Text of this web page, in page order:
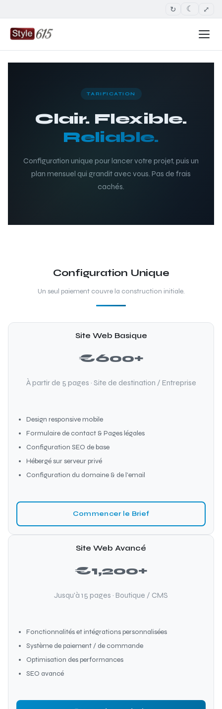
↻ ☾ ⤢
TARIFICATION
Clair. Flexible.
Reliable.
Configuration unique pour lancer votre projet, puis un
plan mensuel qui grandit avec vous. Pas de frais
cachés.
Configuration Unique
Un seul paiement couvre la construction initiale.
Site Web Basique
€600+
À partir de 5 pages · Site de destination / Entreprise
Design responsive mobile
Formulaire de contact & Pages légales
Configuration SEO de base
Hébergé sur serveur privé
Configuration du domaine & de l'email
Commencer le Brief
Site Web Avancé
€1,200+
Jusqu'à 15 pages · Boutique / CMS
Fonctionnalités et intégrations personnalisées
Système de paiement / de commande
Optimisation des performances
SEO avancé